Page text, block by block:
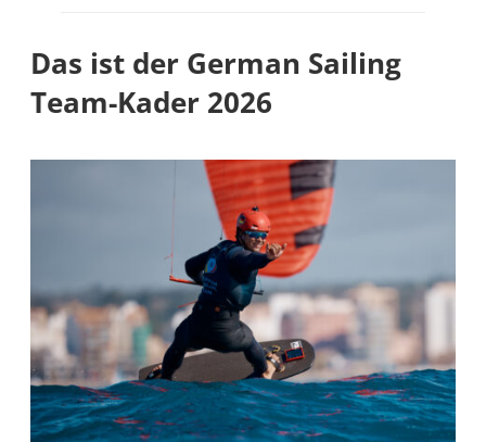
Das ist der German Sailing
Team-Kader 2026